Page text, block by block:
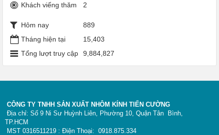
Khách viếng thăm
2
Hôm nay
889
Tháng hiện tại
15,403
Tổng lượt truy cập
9,884,827
CÔNG TY TNHH SẢN XUẤT NHÔM KÍNH TIẾN CƯỜNG
Địa chỉ: Số 9 Ni Sư Huỳnh Liên, Phường 10, Quận Tân Bình,
TP.HCM
MST 0316511219 : Điện Thoại: 0918.875.334